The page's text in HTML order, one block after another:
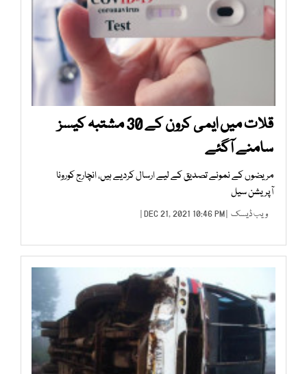
قلات میں ایمی کرون کے 30 مشتبہ کیسز
سامنے آگئے
مریضوں کے نمونے تصدیق کے لیے ارسال کردیے ہیں، انچارج کورونا
آپریشن سیل
ویب ڈیسک | DEC 21, 2021 10:46 PM |